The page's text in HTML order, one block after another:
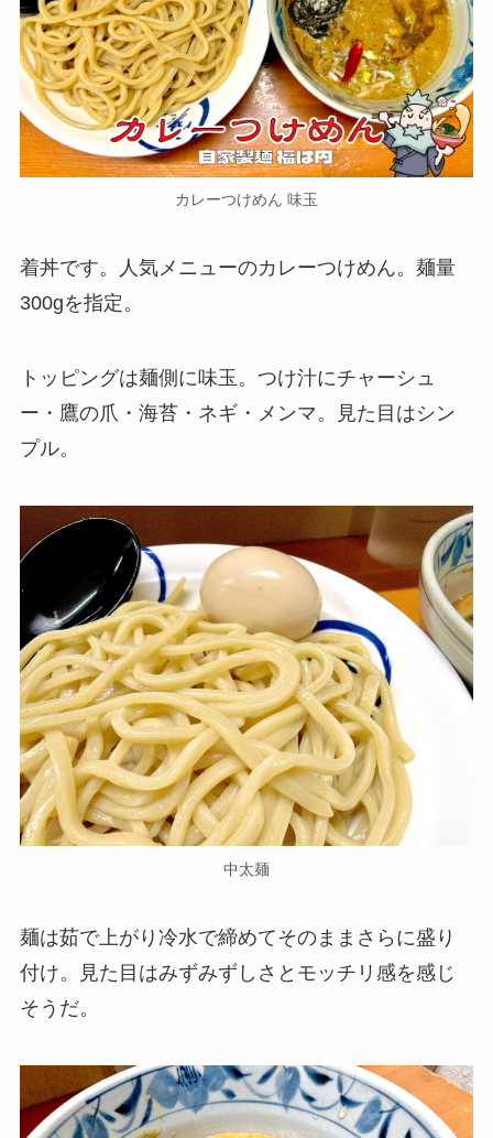
カレーつけめん 味玉
着丼です。人気メニューのカレーつけめん。麺量
300gを指定。
トッピングは麺側に味玉。つけ汁にチャーシュ
ー・鷹の爪・海苔・ネギ・メンマ。見た目はシン
プル。
中太麺
麺は茹で上がり冷水で締めてそのままさらに盛り
付け。見た目はみずみずしさとモッチリ感を感じ
そうだ。